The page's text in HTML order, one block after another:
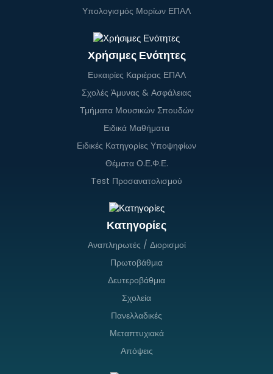
Υπολογισμός Μορίων ΕΠΑΛ
Χρήσιμες Ενότητες
Ευκαιρίες Καριέρας ΕΠΑΛ
Σχολές Άμυνας & Ασφάλειας
Τμήματα Μουσικών Σπουδών
Ειδικά Μαθήματα
Ειδικές Κατηγορίες Υποψηφίων
Θέματα Ο.Ε.Φ.Ε.
Test Προσανατολισμού
Κατηγορίες
Αναπληρωτές / Διορισμοί
Πρωτοβάθμια
Δευτεροβάθμια
Σχολεία
Πανελλαδικές
Μεταπτυχιακά
Απόψεις